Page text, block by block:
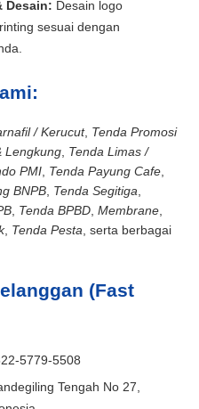
Desain: Desain logo
sesuai dengan
/ Kerucut, Tenda Promosi
Lengkung Tenda Limas /
PMI Tenda Payung Cafe
BNPB Tenda Segitiga
Tenda BPBD Membrane
, Tenda Pesta , serta berbagai
(Fast
5779-5508
Tengah No 27,